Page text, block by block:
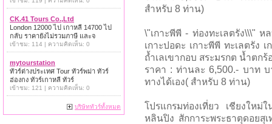
สำหรับ 8 ท่าน)
\"เกาะพีพี - ท่องทะเลตรัง\\\" ห
เกาะปอดะ เกาะพีพี ทะเลตรัง
ถ้ำเลเขากอบ สระมรกต น้ำตกร้
ราคา : ท่านละ 6,500.- บาท
ทางได้เอง( สำหรับ 8 ท่าน)
โปรแกรมท่องเที่ยว เชียงให
หลินปิง สักการะพระธาตุดอยสุ
CK.41 Tours Co.,Ltd
London 12000 ไป เกาหลี 14700 ไป
กลับ ราคายังไม่รวมภาษี และจ
เข้าชม: 114 | ความคิดเห็น: 0
mytourstation
ทัวร์ต่างประเทศ Tour ทัวร์พม่า ทัวร์
ฮ่องกง ทัวร์เกาหลี ทัวร์
เข้าชม: 121 | ความคิดเห็น: 0
บริษัททัวร์ทั้งหมด